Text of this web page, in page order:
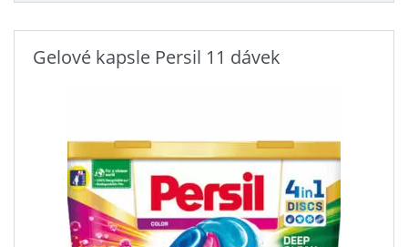
Gelové kapsle Persil 11 dávek